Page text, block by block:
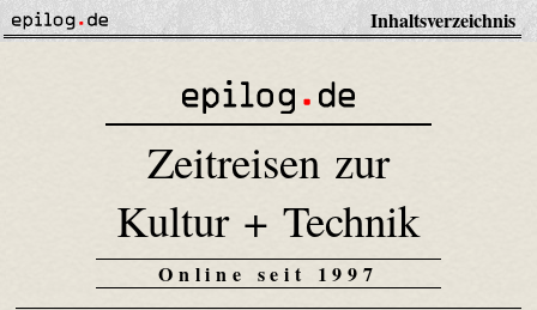
Inhaltsverzeichnis
Zeitreisen zur
Kultur + Technik
Online seit 1997